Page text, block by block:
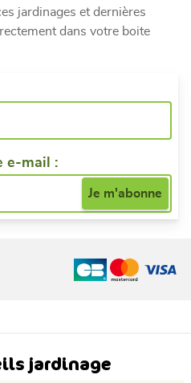
jardinages et dernières
dans votre boite
e-mail :
jardinage